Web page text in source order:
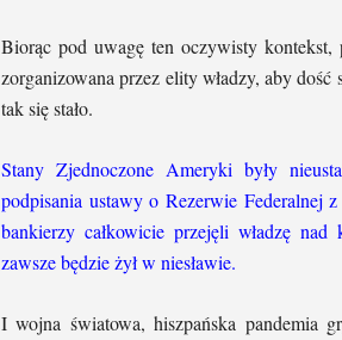
Biorąc pod uwagę ten oczywisty kontekst,
zorganizowana przez elity władzy, aby
tak się stało.
Stany Zjednoczone Ameryki były
podpisania ustawy o Rezerwie Federalnej
bankierzy całkowicie przejęli władzę
zawsze będzie żył w niesławie.
I wojna światowa, hiszpańska